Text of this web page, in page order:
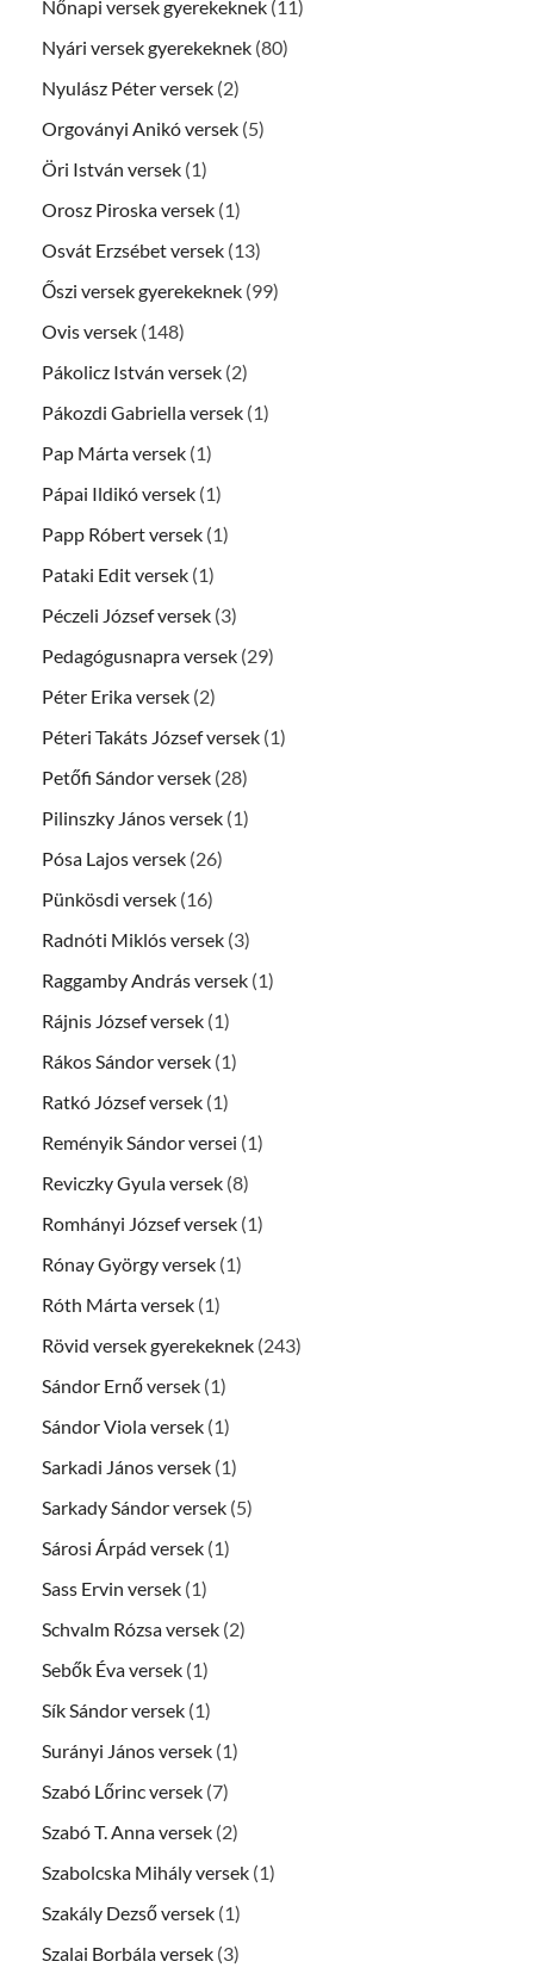
Nőnapi versek gyerekeknek (11)
Nyári versek gyerekeknek (80)
Nyulász Péter versek (2)
Orgoványi Anikó versek (5)
Öri István versek (1)
Orosz Piroska versek (1)
Osvát Erzsébet versek (13)
Őszi versek gyerekeknek (99)
Ovis versek (148)
Pákolicz István versek (2)
Pákozdi Gabriella versek (1)
Pap Márta versek (1)
Pápai Ildikó versek (1)
Papp Róbert versek (1)
Pataki Edit versek (1)
Péczeli József versek (3)
Pedagógusnapra versek (29)
Péter Erika versek (2)
Péteri Takáts József versek (1)
Petőfi Sándor versek (28)
Pilinszky János versek (1)
Pósa Lajos versek (26)
Pünkösdi versek (16)
Radnóti Miklós versek (3)
Raggamby András versek (1)
Rájnis József versek (1)
Rákos Sándor versek (1)
Ratkó József versek (1)
Reményik Sándor versei (1)
Reviczky Gyula versek (8)
Romhányi József versek (1)
Rónay György versek (1)
Róth Márta versek (1)
Rövid versek gyerekeknek (243)
Sándor Ernő versek (1)
Sándor Viola versek (1)
Sarkadi János versek (1)
Sarkady Sándor versek (5)
Sárosi Árpád versek (1)
Sass Ervin versek (1)
Schvalm Rózsa versek (2)
Sebők Éva versek (1)
Sík Sándor versek (1)
Surányi János versek (1)
Szabó Lőrinc versek (7)
Szabó T. Anna versek (2)
Szabolcska Mihály versek (1)
Szakály Dezső versek (1)
Szalai Borbála versek (3)